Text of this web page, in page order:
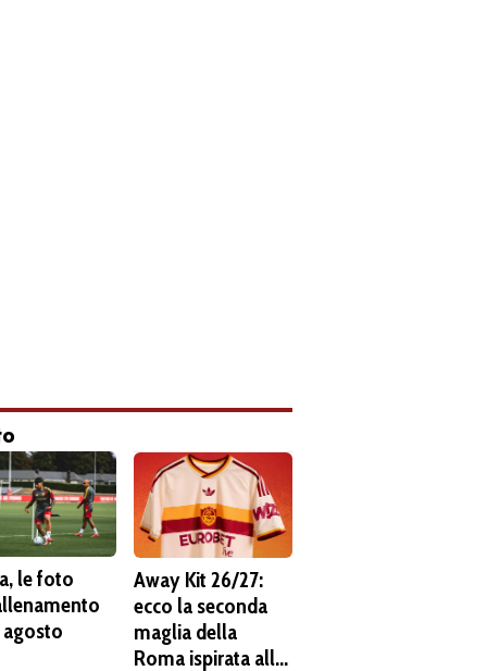
le foto
Away Kit 26/27:
ecco la seconda
maglia della
Roma ispirata alla